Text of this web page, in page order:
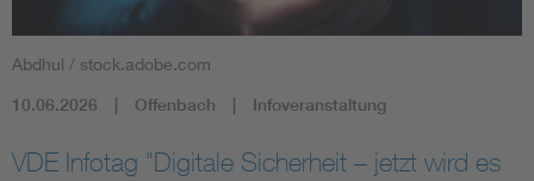
Mobility
Abdhul / stock.adobe.com
10.06.2026 Offenbach Infoveranstaltung
VDE Infotag "Digitale Sicherheit – jetzt wird es